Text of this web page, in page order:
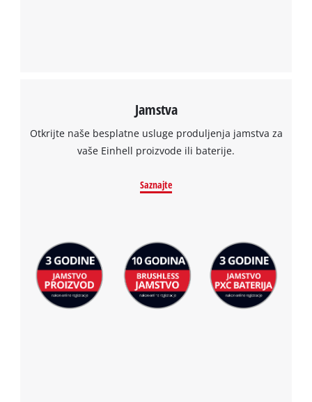
Jamstva
Otkrijte naše besplatne usluge produljenja jamstva za
vaše Einhell proizvode ili baterije.
Saznajte